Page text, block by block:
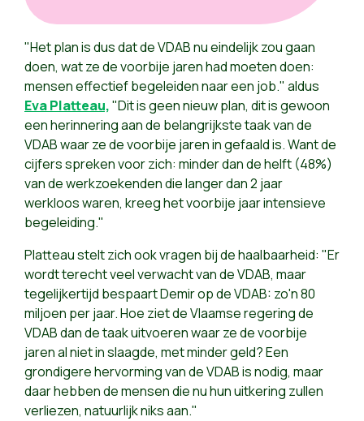
"Het plan is dus dat de VDAB nu eindelijk zou gaan
doen, wat ze de voorbije jaren had moeten doen:
mensen effectief begeleiden naar een job." aldus
Eva Platteau,"Dit is geen nieuw plan, dit is gewoon
een herinnering aan de belangrijkste taak van de
VDAB waar ze de voorbije jaren in gefaald is. Want de
cijfers spreken voor zich: minder dan de helft (48%)
van de werkzoekenden die langer dan 2 jaar
werkloos waren, kreeg het voorbije jaar intensieve
begeleiding."
Platteau stelt zich ook vragen bij de haalbaarheid: "Er
wordt terecht veel verwacht van de VDAB, maar
tegelijkertijd bespaart Demir op de VDAB: zo'n 80
miljoen per jaar. Hoe ziet de Vlaamse regering de
VDAB dan de taak uitvoeren waar ze de voorbije
jaren al niet in slaagde, met minder geld? Een
grondigere hervorming van de VDAB is nodig, maar
daar hebben de mensen die nu hun uitkering zullen
verliezen, natuurlijk niks aan."